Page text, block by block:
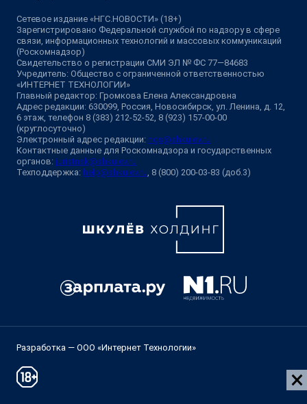
Сетевое издание «НГС.НОВОСТИ» (18+)
Зарегистрировано Федеральной службой по надзору в сфере
связи, информационных технологий и массовых коммуникаций
(Роскомнадзор)
Свидетельство о регистрации СМИ ЭЛ № ФС 77—84683
Учредитель: Общество с ограниченной ответственностью
«ИНТЕРНЕТ ТЕХНОЛОГИИ»
Главный редактор: Громкова Елена Александровна
Адрес редакции: 630099, Россия, Новосибирск, ул. Ленина, д. 12,
6 этаж, телефон 8 (383) 212-52-52, 8 (923) 157-00-00
(круглосуточно)
Электронный адрес редакции: ngs@shkulev.ru
Контактные данные для Роскомнадзора и государственных
органов: juristnsk@shkulev.ru
Техподдержка: help@shkulev.ru , 8 (800) 200-03-83 (доб.3)
Разработка — ООО «Интернет Технологии»